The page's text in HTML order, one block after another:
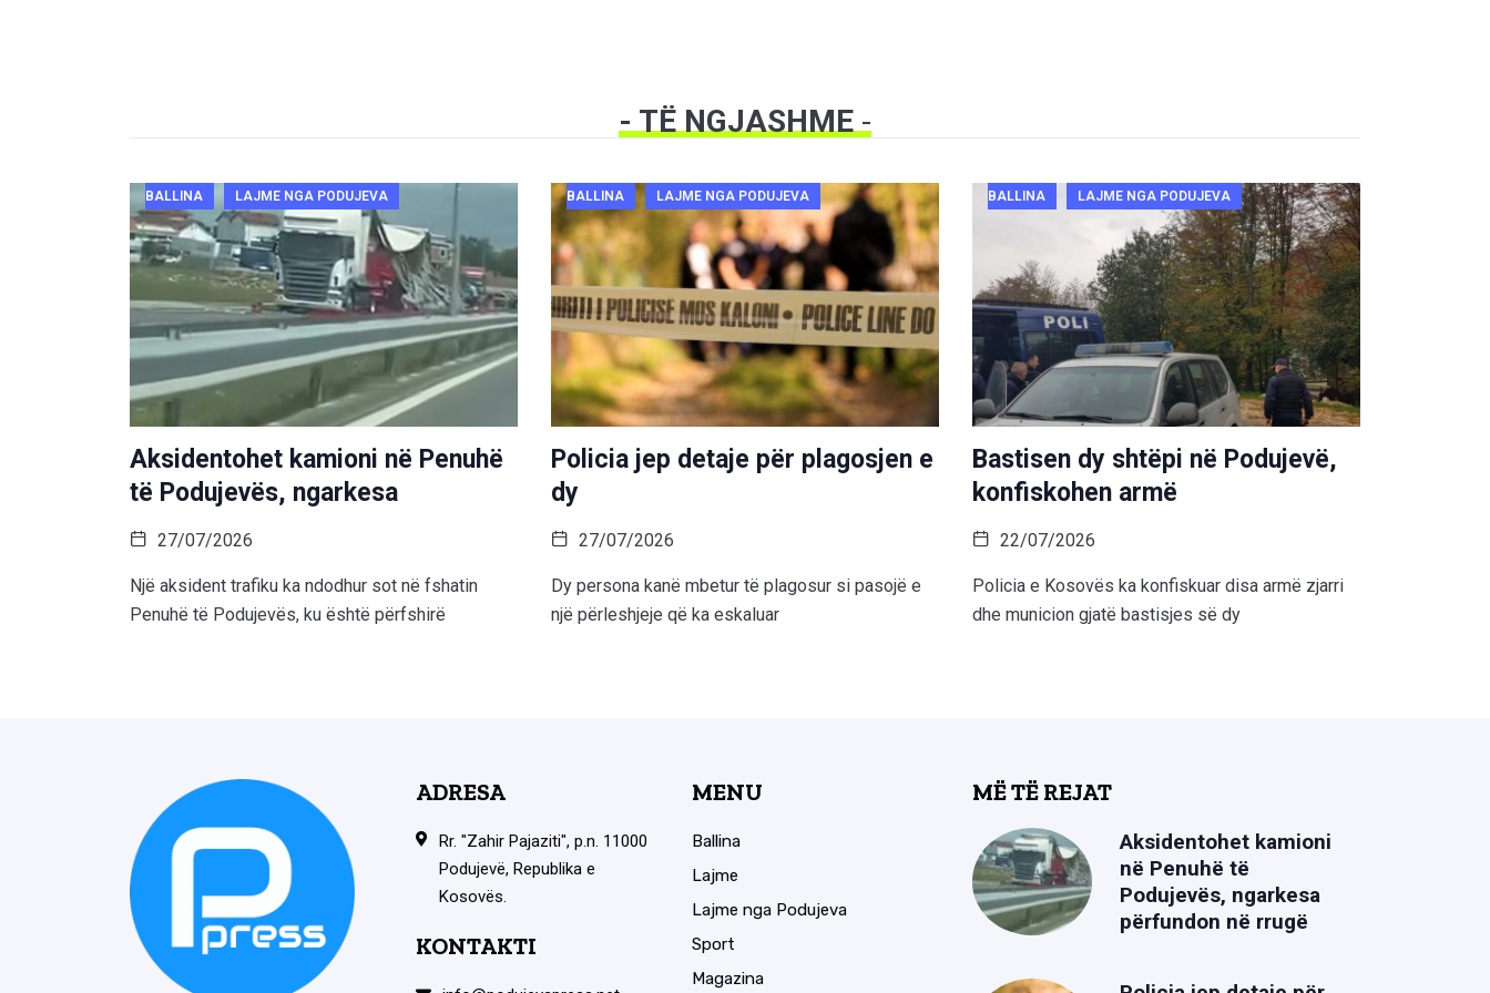
- TË NGJASHME-
BALLINA LAJME NGA PODUJEVA
Aksidentohet kamioni në Penuhë
të Podujevës, ngarkesa
27/07/2026
Një aksident trafiku ka ndodhur sot në fshatin
Penuhë të Podujevës, ku është përfshirë
BALLINA LAJME NGA PODUJEVA
Policia jep detaje për plagosjen e
dy
27/07/2026
Dy persona kanë mbetur të plagosur si pasojë e
një përleshjeje që ka eskaluar
BALLINA LAJME NGA PODUJEVA
Bastisen dy shtëpi në Podujevë,
konfiskohen armë
22/07/2026
Policia e Kosovës ka konfiskuar disa armë zjarri
dhe municion gjatë bastisjes së dy
ADRESA
Rr. "Zahir Pajaziti", p.n. 11000
Podujevë, Republika e
Kosovës.
KONTAKTI
MENU
Ballina
Lajme
Lajme nga Podujeva
Sport
Magazina
MË TË REJAT
Aksidentohet kamioni
në Penuhë të
Podujevës, ngarkesa
përfundon në rrugë